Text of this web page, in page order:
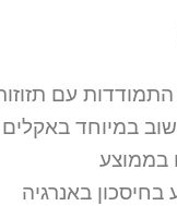
עם
באנרגיה